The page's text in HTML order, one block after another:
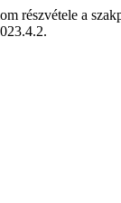
részvétele a